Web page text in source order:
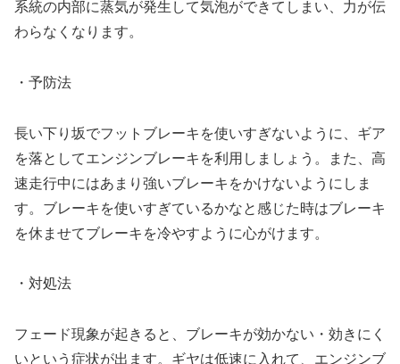
系統の内部に蒸気が発生して気泡ができてしまい、力が伝
わらなくなります。
・予防法
長い下り坂でフットブレーキを使いすぎないように、ギア
を落としてエンジンブレーキを利用しましょう。また、高
速走行中にはあまり強いブレーキをかけないようにしま
す。ブレーキを使いすぎているかなと感じた時はブレーキ
を休ませてブレーキを冷やすように心がけます。
・対処法
フェード現象が起きると、ブレーキが効かない・効きにく
いという症状が出ます。ギヤは低速に入れて、エンジンブ